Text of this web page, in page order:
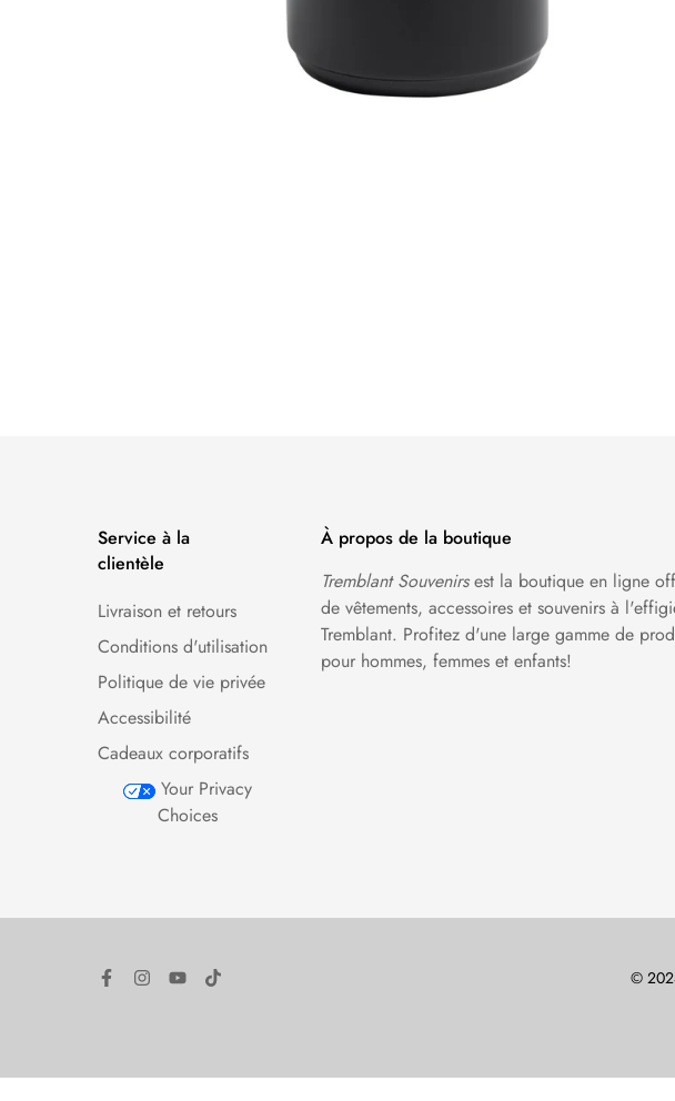
Service à la
clientèle
Livraison et retours
Conditions d'utilisation
Politique de vie privée
Accessibilité
Cadeaux corporatifs
Your Privacy
Choices
À propos de la boutique
Tremblant Souvenirsest la boutique en ligne
de vêtements, accessoires et souvenirs à
Tremblant. Profitez d'une large gamme de
pour hommes, femmes et enfants!
©